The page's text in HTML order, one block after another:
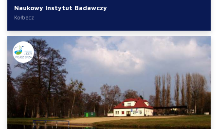
Naukowy Instytut Badawczy
Kołbacz